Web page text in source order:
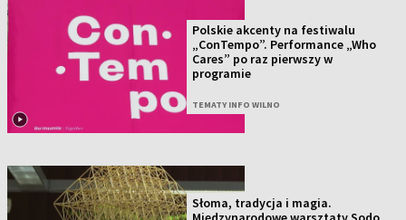
Polskie akcenty na festiwalu
„ConTempo”. Performance „Who
Cares” po raz pierwszy w
programie
TEMATY INFO WILNO
Słoma, tradycja i magia.